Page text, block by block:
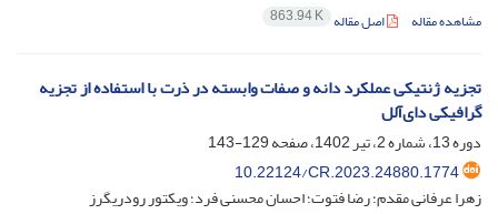
مشاهده مقاله اصل مقاله 863.94 K
تجزیه ژنتیکی عملکرد دانه و صفات وابسته در ذرت با استفاده از تجزیه
گرافیکی دای‌آلل
دوره 13، شماره 2، تیر 1402، صفحه
129-143
10.22124/CR.2023.24880.1774
زهرا عرفانی مقدم؛ رضا فتوت؛ احسان محسنی فرد؛ ویکتور رودریگرز